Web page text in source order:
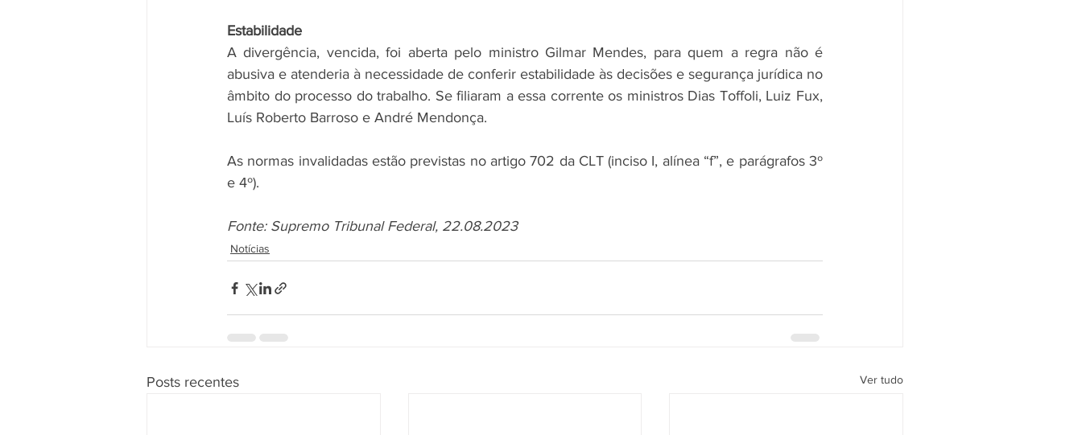
Estabilidade
A divergência, vencida, foi aberta pelo ministro Gilmar Mendes, para quem a regra não é
abusiva e atenderia à necessidade de conferir estabilidade às decisões e segurança jurídica no
âmbito do processo do trabalho. Se filiaram a essa corrente os ministros Dias Toffoli, Luiz Fux,
Luís Roberto Barroso e André Mendonça.
As normas invalidadas estão previstas no artigo 702 da CLT (inciso I, alínea “f”, e parágrafos 3º
e 4º).
Fonte: Supremo Tribunal Federal, 22.08.2023
Notícias
Posts recentes Ver tudo